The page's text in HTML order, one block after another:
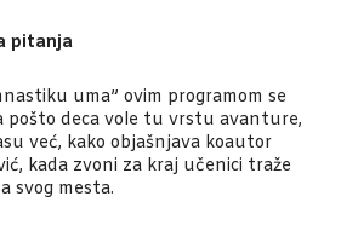
pitanja
uma” ovim programom se
pošto deca vole tu vrstu avanture,
već, kako objašnjava koautor
kada zvoni za kraj učenici traže
svog mesta.